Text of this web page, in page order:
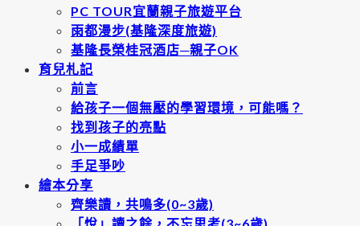
PC TOUR宜蘭親子旅遊平台
雨都漫步(基隆深度旅遊)
基隆長榮桂冠酒店─親子OK
育兒札記
前言
給孩子一個無壓的學習環境，可能嗎？
找到孩子的亮點
小一成績單
手足爭吵
繪本分享
齊樂讀，共鳴多(0~3歲)